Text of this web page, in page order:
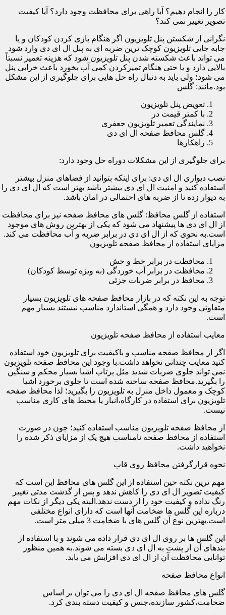
کار را انجام دهیم؟ آیا راهی برای محافظت وجود دارد؟ آیا کیفیت
تصویر تغییر نمی کند؟
نگرانی از شکستن پنل تلویزیون اگر هنگام بازی کردن کودکان و یا
جابه جایی تلویزیون کوچک ترین ضربه ای به پنل ال ای دی وارد شود
می تواند باعث شکسته شدن پنل تلویزیون شود که هزینه تعمیر نسبتاً
بالایی دارد و یا حتی هنگام تمیزکردن کمی آب بخورد باعث خرابی پنل
می شود؛ ولی باید به دنبال راه حل هایی برای جلوگیری از این مشکل
بود.مانند: گلس
تعویض پنل تلویزیون
با کمتر قیمت در
نمایندگی تعمیر تلویزیون جعفری
گلس محافظ صفحه ال ای دی
راهکارها
برای جلوگیری از این مشکلات دوراه حل وجود دارد:
نصب دیواری ال ای دی: برای اینکه بتوانید از فضاهای منزل بیشتر
استفاده کنید و امنیت ال ای دی بیشتر باشد بهتر است که ال ای دی را
به دیوار زده تا از ضربه های احتمالی در امان باشد.
استفاده از گلس محافظ: گلس های محافظ صفحه نیز برای محافظت
از ال ای دی ها پیشنهاد می شود که یکی از بهترین روش های موجود
است.به نحوی که از ال ای دی در برابر ضربه و آب محافظت می کند.
مزایای استفاده از محافظ صفحه تلویزیون
محافظت در برابر خط و خش
محافظت در برابر آب خوردگی (به ویژه توسط کودکان)
محافظ در برابر ضربات جزئی
توجه به این نکته که در بازار محافظ صفحه های تلویزیون بسیار
متفاوتی وجود دارد و همگی استاندارد مناسب نیستند بسیار مهم
است.
معایب استفاده از محافظ صفحه تلویزیون
اگر از محافظ صفحه مناسب و باکیفیت برای تلویزیون خود استفاده
کنید معایب چندانی نخواهد داشت.با وجود این محافظ صفحه تلویزیون
نمی تواند جلوی ضربات شدید مثل پرتاب اشیا بسیار محکم و سنگین
را بگیرید.محافظ صفحه ساخته شده است تا جلوی برخورد اشیا
کوچک و معمول داخل منزل به تلویزیون را بگیرید؛ لذا محافظ صفحه
تلویزیون برای استفاده در کارگاه،انبار یا محیط های کاری مناسب
نیست.
از محافظ صفحه تلویزیون مناسب استفاده کنید؛ چون در صورت
استفاده از محافظ صفحه نامناسب هیچ یک از مزایای ذکر شده را
نخواهید داشت.
نحوه قرارگرفتن محافظ روی قاب
مهم ترین نکته حین استفاده از این گلس های محافظ این است که
کیفیت تصویر ال ای دی را کاهش ندهد و پس از گذشت مدتی تغییر
رنگ نداده و کیفیت خود را از دست ندهد.البته یکی دیگر از نکات مهم
درباره این گلس ها ضخامت آنها است که دارای انواع مختلفی
است.بهترین نوع آن گلس های با ضخامت 3 میلی متر است.
این گلس ها بر روی ال ای دی قرار داده می شوند و با استفاده از
بندهای آن از پشت به ال ای دی بسته می شوند.به همین منظور
توانایی محافظت آن از ال ای دی افزایش می یابد.
انواع محافظ صفحه
گلس های محافظ صفحه ال ای دی را می توان بر اساس
ضخامت،کشور سازنده،جنس و کیفیت دسته بندی کرد.